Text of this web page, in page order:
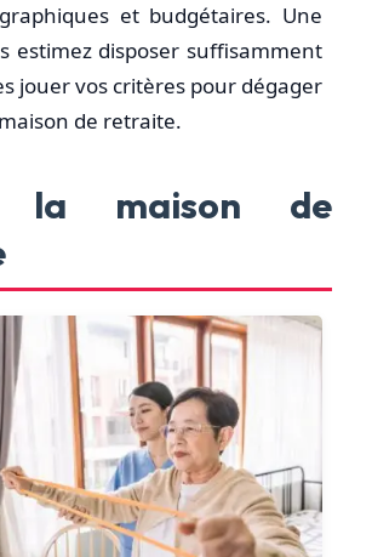
et budgétaires. Une
estimez disposer suffisamment
jouer vos critères pour dégager
de retraite.
la maison de